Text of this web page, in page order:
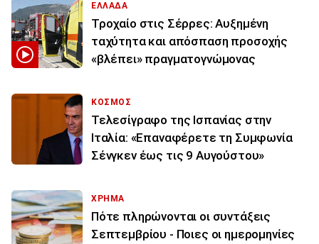
ΕΛΛΑΔΑ
Τροχαίο στις Σέρρες: Αυξημένη
ταχύτητα και απόσπαση προσοχής
«βλέπει» πραγματογνώμονας
ΚΟΣΜΟΣ
Τελεσίγραφο της Ισπανίας στην
Ιταλία: «Επαναφέρετε τη Συμφωνία
Σένγκεν έως τις 9 Αυγούστου»
ΧΡΗΜΑ
Πότε πληρώνονται οι συντάξεις
Σεπτεμβρίου - Ποιες οι ημερομηνίες